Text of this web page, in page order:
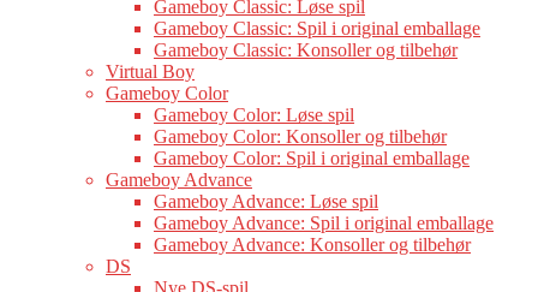
Gameboy Classic: Løse spil
Gameboy Classic: Spil i original emballage
Gameboy Classic: Konsoller og tilbehør
Virtual Boy
Gameboy Color
Gameboy Color: Løse spil
Gameboy Color: Konsoller og tilbehør
Gameboy Color: Spil i original emballage
Gameboy Advance
Gameboy Advance: Løse spil
Gameboy Advance: Spil i original emballage
Gameboy Advance: Konsoller og tilbehør
DS